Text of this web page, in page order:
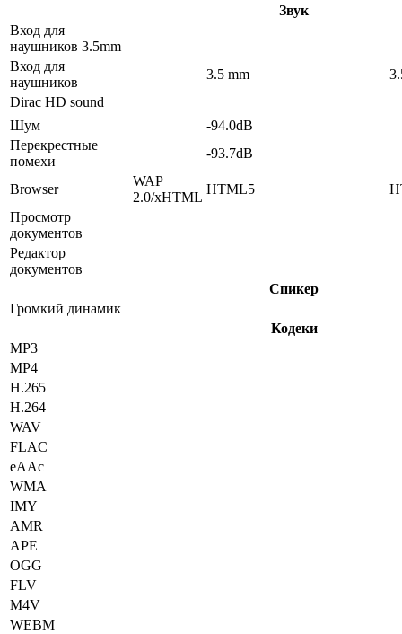
Звук
Вход для
наушников 3.5mm
Вход для
наушников
3.5 mm
Dirac HD sound
Шум
-94.0dB
Перекрестные
помехи
-93.7dB
Browser
WAP
2.0/xHTML
HTML5
Просмотр
документов
Редактор
документов
Спикер
Громкий динамик
Кодеки
MP3
MP4
H.265
H.264
WAV
FLAC
eAAc
WMA
IMY
AMR
APE
OGG
FLV
M4V
WEBM